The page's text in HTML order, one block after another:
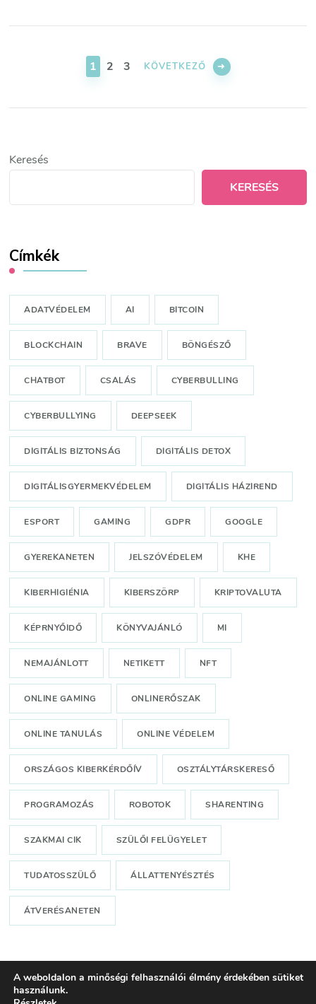
lapozásaOLDAL
1 OLDAL
2 OLDAL
3 KÖVETKEZŐ
Keresés
KERESÉS
Címkék
ADATVÉDELEM AI BITCOIN
BLOCKCHAIN BRAVE BÖNGÉSZŐ
CHATBOT CSALÁS CYBERBULLING
CYBERBULLYING DEEPSEEK
DIGITÁLIS BIZTONSÁG DIGITÁLIS DETOX
DIGITÁLISGYERMEKVÉDELEM DIGITÁLIS HÁZIREND
ESPORT GAMING GDPR GOOGLE
GYEREKANETEN JELSZÓVÉDELEM KHE
KIBERHIGIÉNIA KIBERSZÖRP KRIPTOVALUTA
KÉPRNYŐIDŐ KÖNYVAJÁNLÓ MI
NEMAJÁNLOTT NETIKETT NFT
ONLINE GAMING ONLINERŐSZAK
ONLINE TANULÁS ONLINE VÉDELEM
ORSZÁGOS KIBERKÉRDŐÍV OSZTÁLYTÁRSKERESŐ
PROGRAMOZÁS ROBOTOK SHARENTING
SZAKMAI CIK SZÜLŐI FELÜGYELET
TUDATOSSZÜLŐ ÁLLATTENYÉSZTÉS
ÁTVERÉSANETEN
Minden jog fenntartva!© KiberHigiénia Egyesület, 2024-
A weboldalon a minőségi felhasználói élmény érdekében sütiket
használunk.